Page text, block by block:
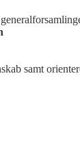
samt